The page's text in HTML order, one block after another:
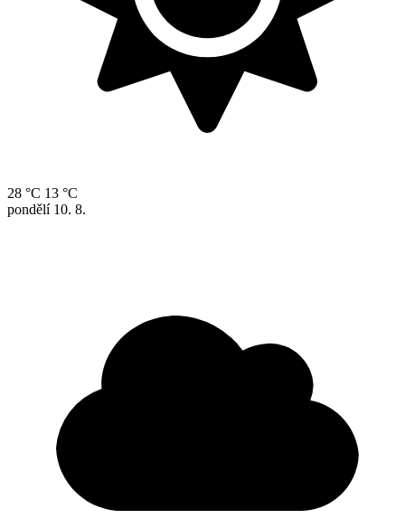
28 °C 13 °C
pondělí 10. 8.